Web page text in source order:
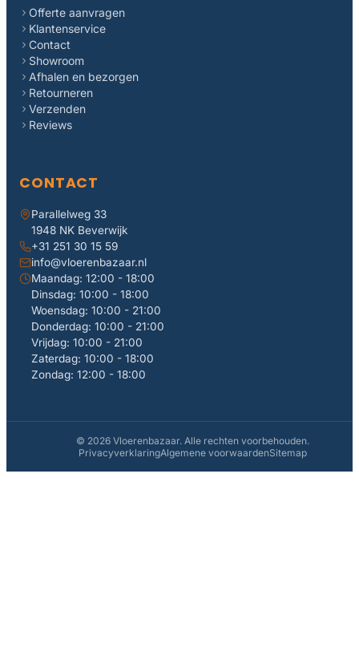
Offerte aanvragen
Klantenservice
Contact
Showroom
Afhalen en bezorgen
Retourneren
Verzenden
Reviews
CONTACT
Parallelweg 33
1948 NK Beverwijk
+31 251 30 15 59
info@vloerenbazaar.nl
Maandag: 12:00 - 18:00
Dinsdag: 10:00 - 18:00
Woensdag: 10:00 - 21:00
Donderdag: 10:00 - 21:00
Vrijdag: 10:00 - 21:00
Zaterdag: 10:00 - 18:00
Zondag: 12:00 - 18:00
© 2026 Vloerenbazaar. Alle rechten voorbehouden.
PrivacyverklaringAlgemene voorwaardenSitemap